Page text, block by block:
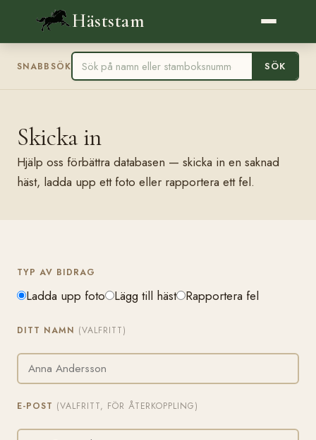
Häststam
SNABBSÖK SÖK
Skicka in
Hjälp oss förbättra databasen — skicka in en saknad
häst, ladda upp ett foto eller rapportera ett fel.
TYP AV BIDRAG
Ladda upp foto Lägg till häst Rapportera fel
DITT NAMN (VALFRITT)
E-POST (VALFRITT, FÖR ÅTERKOPPLING)